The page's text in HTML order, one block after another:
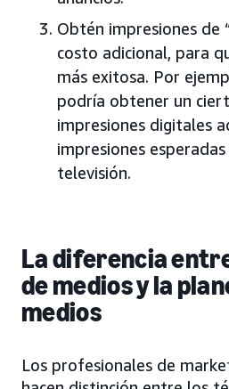
Obtén impresiones de
costo adicional, para
más exitosa. Por
podría obtener un
impresiones digitales
impresiones
televisión.
La diferencia
de medios y la
medios
Los profesionales de